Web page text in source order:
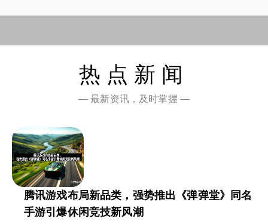
热点新闻
— 最新资讯，及时掌握 —
腾讯游戏布局新品类，强势推出《弹弹堂》同名
手游引爆休闲竞技新风潮